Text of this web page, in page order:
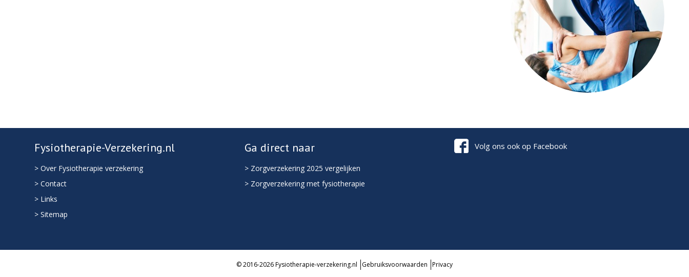
Fysiotherapie-Verzekering.nl
> Over Fysiotherapie verzekering
> Contact
> Links
> Sitemap
Ga direct naar
> Zorgverzekering 2025 vergelijken
> Zorgverzekering met fysiotherapie
Volg ons ook op Facebook
© 2016-2026 Fysiotherapie-verzekering.nl Gebruiksvoorwaarden Privacy